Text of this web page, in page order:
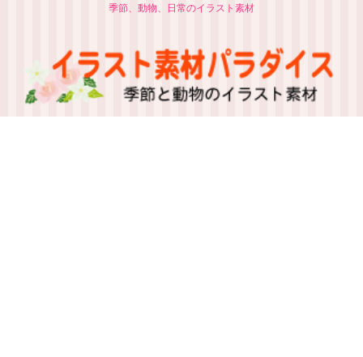
季節、動物、日常のイラスト素材